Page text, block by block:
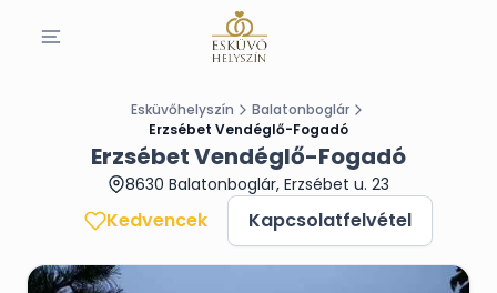
Esküvőhelyszín
Balatonboglár
Erzsébet Vendéglő-Fogadó
Erzsébet Vendéglő-Fogadó
8630 Balatonboglár, Erzsébet u. 23
Kedvencek Kapcsolatfelvétel